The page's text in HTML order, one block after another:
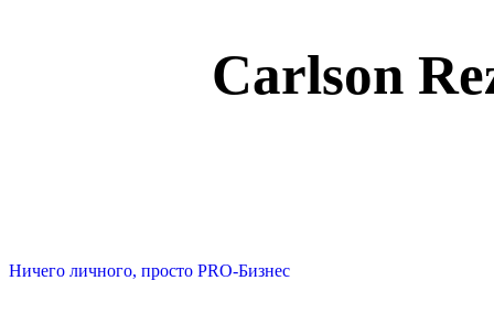
Carlson
Ничего личного, просто PRO-Бизнес